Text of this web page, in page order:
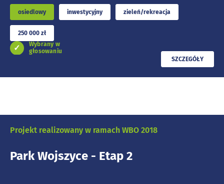
Wybrany w
głosowaniu
osiedlowy inwestycyjny zieleń/rekreacja
250 000 zł
PRZECZYTAJ
SZCZEGÓŁY
Projekt realizowany w ramach WBO 2018
Park Wojszyce - Etap 2